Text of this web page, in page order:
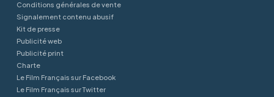
Conditions générales de vente
Signalement contenu abusif
Kit de presse
Publicité web
Publicité print
Charte
Le Film Français sur Facebook
Le Film Français sur Twitter